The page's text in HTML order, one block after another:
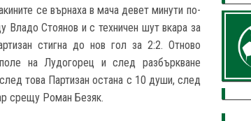
се върнаха в мача девет минути по-
Владо Стоянов и с техничен шут вкара за
стигна до нов гол за 2:2. Отново
на Лудогорец и след разбъркване
това Партизан остана с 10 души, след
срещу Роман Безяк.